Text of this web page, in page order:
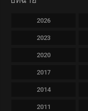
2026
2023
2020
2017
2014
2011